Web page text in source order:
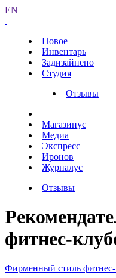
EN
Новое
Инвентарь
Задизайнено
Студия
Отзывы
Магазинус
Медиа
Экспресс
Иронов
Журналус
Отзывы
фитнес-
Фирменный стиль